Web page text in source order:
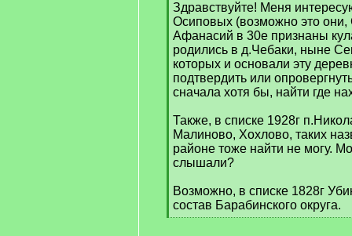
Здравствуйте! Меня
Осиповых (возможно это
Афанасий в 30е признаны
родились в д.Чебаки, ныне
которых и основали эту
подтвердить или
сначала хотя бы, найти где
Также, в списке 1928г
Малиново, Хохлово, таких
районе тоже найти не могу.
слышали?
Возможно, в списке 1828г
состав Барабинского округа.
[